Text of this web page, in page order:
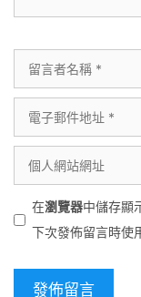
在瀏覽器中儲存顯
下次發佈留言時使